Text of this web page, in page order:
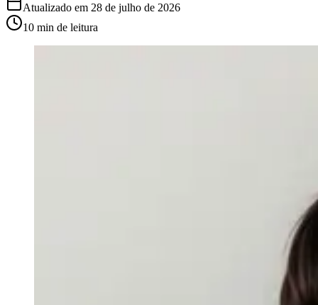
Atualizado em 28 de julho de 2026
10 min de leitura